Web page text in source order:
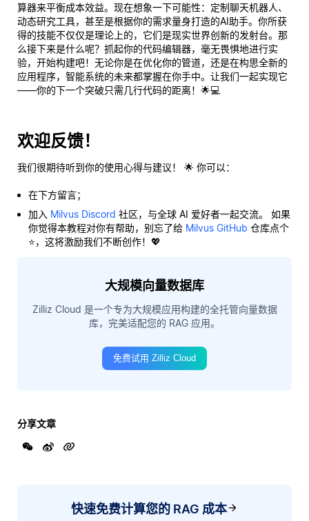
算器来平衡成本效益。现在想象一下可能性：定制聊天机器人、
动态研究工具，甚至是根据你的需求量身打造的AI助手。你所获
得的技能不仅仅是理论上的，它们是现实世界创新的发射台。那
么接下来是什么呢？抓起你的代码编辑器，毫无畏惧地进行实
验，开始构建吧！无论你是在优化你的管道，还是在构思全新的
应用程序，智能系统的未来都掌握在你手中。让我们一起实现它
——你的下一个突破只需几行代码的距离！🌟💻
欢迎反馈！
我们很期待听到你的使用心得与建议！ 🌟 你可以：
在下方留言；
加入 Milvus Discord 社区，与全球 AI 爱好者一起交流。 如果
你觉得本教程对你有帮助，别忘了给 Milvus GitHub 仓库点个
⭐，这将激励我们不断创作！💖
大规模向量数据库
Zilliz Cloud 是一个专为大规模应用构建的全托管向量数据
库，完美适配您的 RAG 应用。
免费试用 Zilliz Cloud
分享文章
快速免费计算您的 RAG 成本